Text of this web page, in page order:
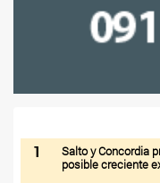
1
Salto y Concordia
posible creciente